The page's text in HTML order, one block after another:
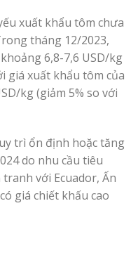
xuất khẩu tôm chưa
tháng 12/2023,
6,8-7,6 USD/kg
giá xuất khẩu tôm của
kg (giảm 5% so với
trì ổn định hoặc tăng
do nhu cầu tiêu
với Ecuador, Ấn
giá chiết khấu cao